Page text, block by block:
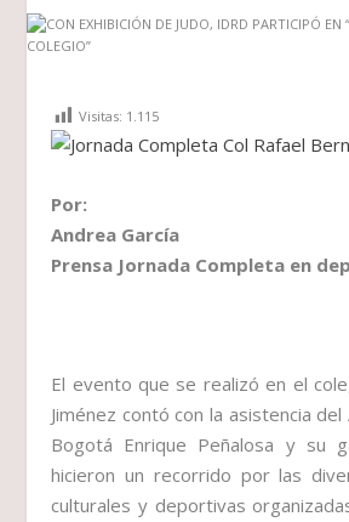
Visitas: 1.115
Por:
Andrea García
Prensa Jornada Completa en
El evento que se realizó en el
Jiménez contó con la asistencia
Bogotá Enrique Peñalosa y su
hicieron un recorrido por las
culturales y deportivas